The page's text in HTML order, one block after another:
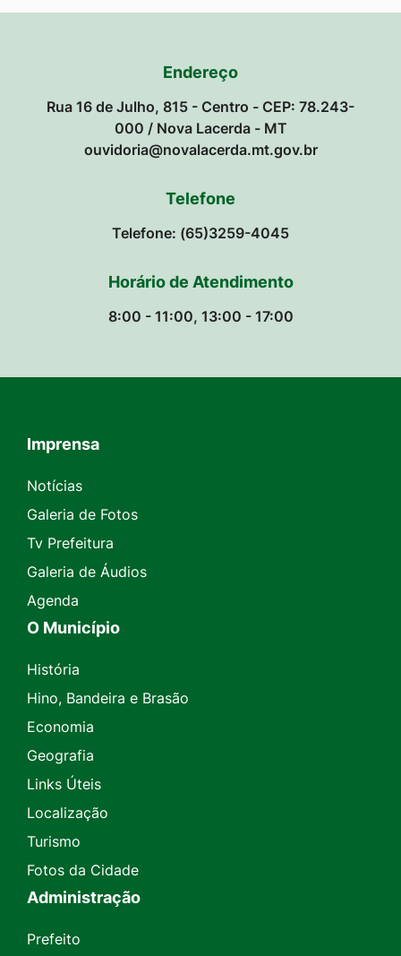
Endereço
Rua 16 de Julho, 815 - Centro - CEP: 78.243-
000 / Nova Lacerda - MT
ouvidoria@novalacerda.mt.gov.br
Telefone
Telefone: (65)3259-4045
Horário de Atendimento
8:00 - 11:00, 13:00 - 17:00
Seção do Rodapé e Contato
Imprensa
Notícias
Galeria de Fotos
Tv Prefeitura
Galeria de Áudios
Agenda
O Município
História
Hino, Bandeira e Brasão
Economia
Geografia
Links Úteis
Localização
Turismo
Fotos da Cidade
Administração
Prefeito